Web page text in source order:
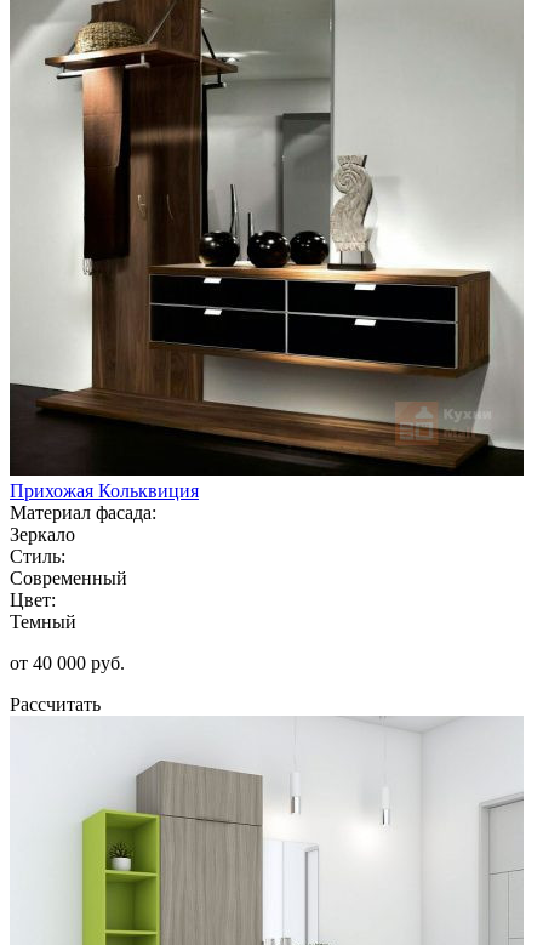
Прихожая Кольквиция
Материал фасада:
Зеркало
Стиль:
Современный
Цвет:
Темный
от 40 000 руб.
Рассчитать